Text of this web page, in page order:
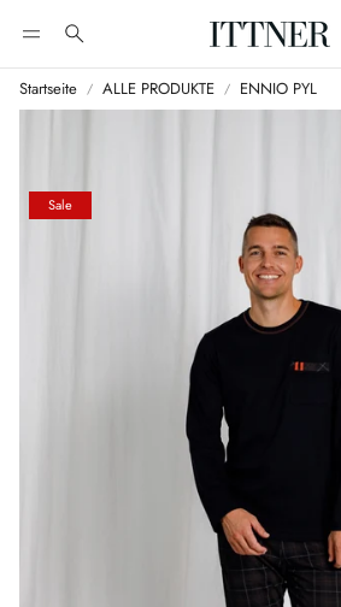
Suche
Startseite ALLE PRODUKTE ENNIO PYL
Sale